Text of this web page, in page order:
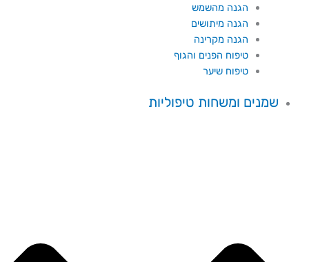
הגנה מהשמש
הגנה מיתושים
הגנה מקרינה
טיפוח הפנים והגוף
טיפוח שיער
שמנים ומשחות טיפוליות